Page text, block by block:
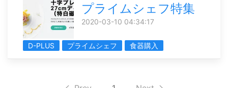
プライムシェフ特集
2020-03-10 04:34:17
D-PLUS プライムシェフ 食器購入